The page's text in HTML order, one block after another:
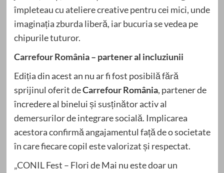
împleteau cu ateliere creative pentru cei mici, unde
imaginația zburda liberă, iar bucuria se vedea pe
chipurile tuturor.
Carrefour România – partener al incluziunii
Ediția din acest an nu ar fi fost posibilă fără
sprijinul oferit deCarrefour România, partener de
încredere al binelui și susținător activ al
demersurilor de integrare socială. Implicarea
acestora confirmă angajamentul față de o societate
în care fiecare copil este valorizat și respectat.
„CONIL Fest – Flori de Mai nu este doar un